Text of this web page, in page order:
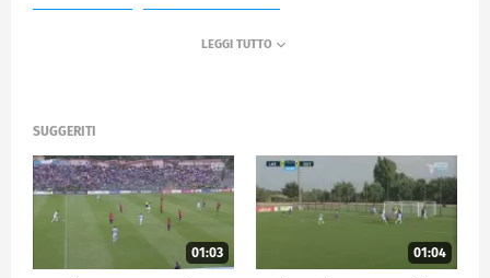
SUGGERITI
01:03 01:04